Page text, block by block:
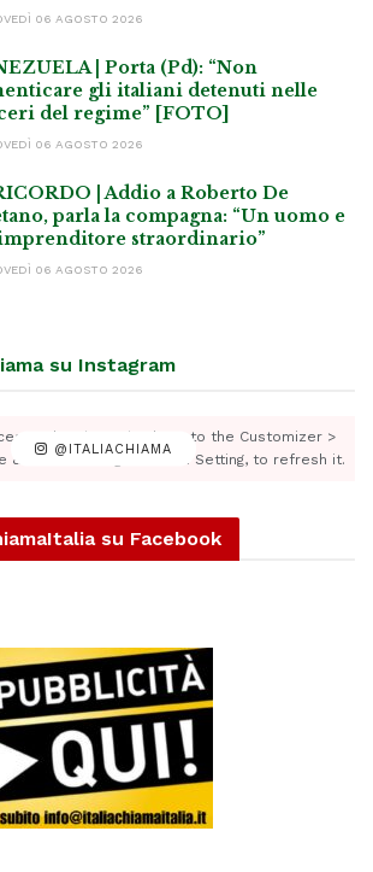
06 AGOSTO 2026
| Porta (Pd): “Non
gli italiani detenuti nelle
del regime” [FOTO]
06 AGOSTO 2026
| Addio a Roberto De
parla la compagna: “Un uomo e
straordinario”
06 AGOSTO 2026
su Instagram
@ITALIACHIAMA
Token is expired, Go to the Customizer >
& View > Instagram Feed Setting, to refresh it.
su Facebook